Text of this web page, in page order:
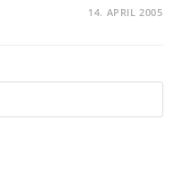
14. APRIL 2005